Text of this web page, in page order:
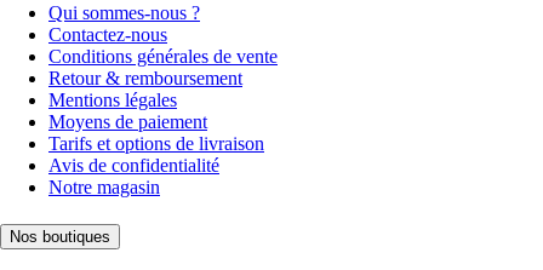
Qui sommes-nous ?
Contactez-nous
Conditions générales de vente
Retour & remboursement
Mentions légales
Moyens de paiement
Tarifs et options de livraison
Avis de confidentialité
Notre magasin
Nos boutiques